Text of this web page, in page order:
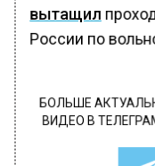
вытащил
России по
БОЛЬШЕ
ВИДЕО В